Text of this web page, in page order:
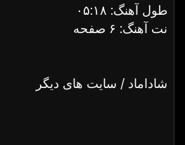
طول آهنگ: ۰۵:۱۸
نت آهنگ: ۶ صفحه
شاداماد / سایت های دیگر